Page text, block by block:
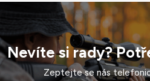
Nevíte si rady?
Zeptejte se nás